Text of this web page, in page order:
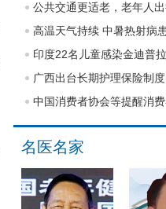
公共交通更适老，老年人
印度22名儿童感染金迪普
广西出台长期护理保险制
中国消费者协会等提醒消
名医名家